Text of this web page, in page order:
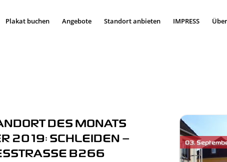
Plakat buchen Angebote Standort anbieten IMPRESS
DES MONATS
2019: SCHLEIDEN –
B266